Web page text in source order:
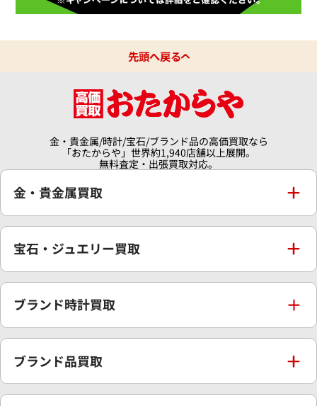
先頭へ戻る
金・貴金属/時計/宝石/ブランド品の高価買取なら
「おたからや」世界約1,940店舗以上展開。
無料査定・出張買取対応。
金・貴金属買取
金の相場価格情報
金の参考買取価格一覧
宝石・ジュエリー買取
宝石・ジュエリー買取
ダイヤモンド買取
ダイヤモンド・宝石の参考価格一覧
ブランド時計買取
ロレックス買取
ブランド品買取